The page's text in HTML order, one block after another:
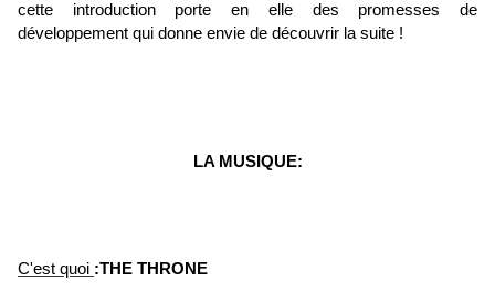
cette introduction porte en elle des promesses de
développement qui donne envie de découvrir la suite !
LA MUSIQUE:
C'est quoi :THE THRONE